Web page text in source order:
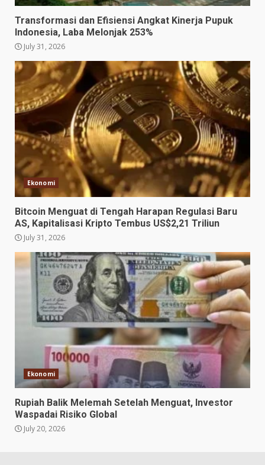
Transformasi dan Efisiensi Angkat Kinerja Pupuk
Indonesia, Laba Melonjak 253%
July 31, 2026
Ekonomi
Bitcoin Menguat di Tengah Harapan Regulasi Baru
AS, Kapitalisasi Kripto Tembus US$2,21 Triliun
July 31, 2026
Ekonomi
Rupiah Balik Melemah Setelah Menguat, Investor
Waspadai Risiko Global
July 20, 2026